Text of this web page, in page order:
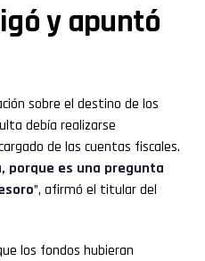
y apuntó
sobre el destino de los
debía realizarse
de las cuentas fiscales.
porque es una pregunta
”, afirmó el titular del
los fondos hubieran